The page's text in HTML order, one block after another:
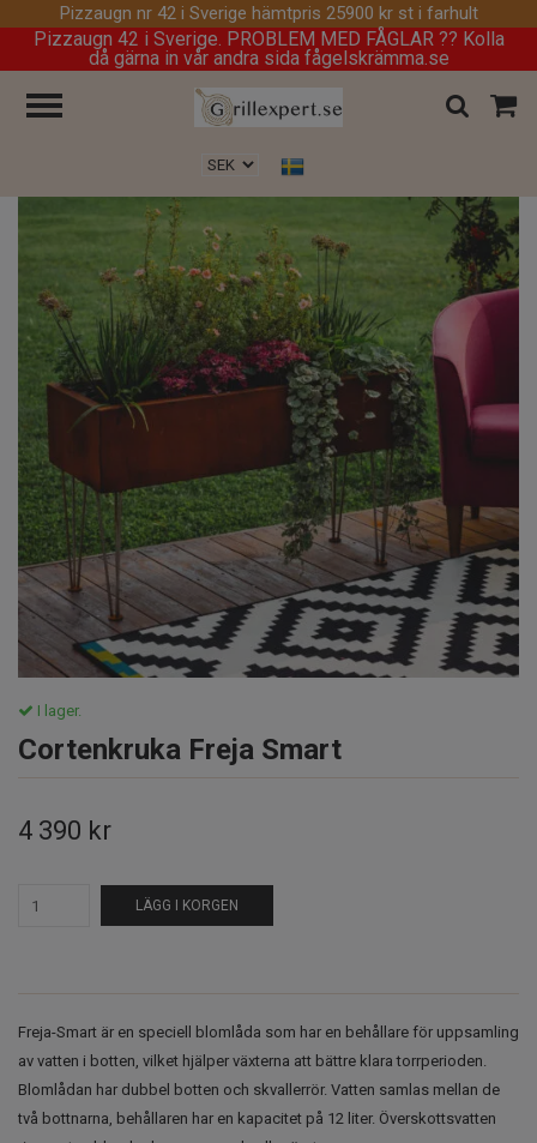
Pizzaugn nr 42 i Sverige hämtpris 25900 kr st i farhult
Pizzaugn 42 i Sverige. PROBLEM MED FÅGLAR ?? Kolla
då gärna in vår andra sida fågelskrämma.se
I lager.
Cortenkruka Freja Smart
4 390 kr
LÄGG I KORGEN
Freja-Smart är en speciell blomlåda som har en behållare för uppsamling
av vatten i botten, vilket hjälper växterna att bättre klara torrperioden.
Blomlådan har dubbel botten och skvallerrör. Vatten samlas mellan de
två bottnarna, behållaren har en kapacitet på 12 liter. Överskottsvatten